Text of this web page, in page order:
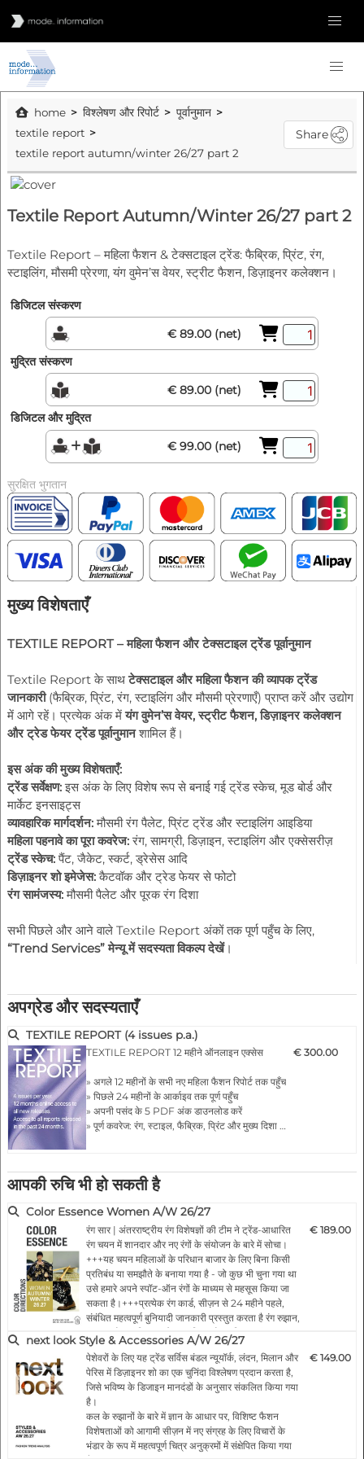
home विश्लेषण और रिपोर्ट
पूर्वानुमान
textile report
textile report autumn/winter 26/27 part 2
Share
Textile Report Autumn/Winter 26/27 part 2
Textile Report – महिला फैशन & टेक्सटाइल ट्रेंड: फैब्रिक, प्रिंट, रंग,
स्टाइलिंग, मौसमी प्रेरणा, यंग वुमेन’स वेयर, स्ट्रीट फैशन, डिज़ाइनर कलेक्शन।
डिजिटल संस्करण
€ 89.00 (net)
मुद्रित संस्करण
€ 89.00 (net)
डिजिटल और मुद्रित
€ 99.00 (net)
सुरक्षित भुगतान
मुख्य विशेषताएँ
TEXTILE REPORT – महिला फैशन और टेक्सटाइल ट्रेंड पूर्वानुमान
Textile Report के साथटेक्सटाइल और महिला फैशन की व्यापक ट्रेंड
जानकारी(फैब्रिक, प्रिंट, रंग, स्टाइलिंग और मौसमी प्रेरणाएँ) प्राप्त करें और उद्योग
में आगे रहें। प्रत्येक अंक मेंयंग वुमेन’स वेयर, स्ट्रीट फैशन, डिज़ाइनर कलेक्शन
और ट्रेड फेयर ट्रेंड पूर्वानुमानशामिल हैं।
इस अंक की मुख्य विशेषताएँ:
ट्रेंड सर्वेक्षण:इस अंक के लिए विशेष रूप से बनाई गई ट्रेंड स्केच, मूड बोर्ड और
मार्केट इनसाइट्स
व्यावहारिक मार्गदर्शन:मौसमी रंग पैलेट, प्रिंट ट्रेंड और स्टाइलिंग आइडिया
महिला पहनावे का पूरा कवरेज:रंग, सामग्री, डिज़ाइन, स्टाइलिंग और एक्सेसरीज़
ट्रेंड स्केच:पैंट, जैकेट, स्कर्ट, ड्रेसेस आदि
डिज़ाइनर शो इमेजेस:कैटवॉक और ट्रेड फेयर से फोटो
रंग सामंजस्य:मौसमी पैलेट और पूरक रंग दिशा
सभी पिछले और आने वाले Textile Report अंकों तक पूर्ण पहुँच के लिए,
“Trend Services” मेन्यू में सदस्यता विकल्प देखें।
अपग्रेड और सदस्यताएँ
TEXTILE REPORT (4 issues p.a.)
TEXTILE REPORT 12 महीने ऑनलाइन एक्सेस
» अगले 12 महीनों के सभी नए महिला फैशन रिपोर्ट तक पहुँच
» पिछले 24 महीनों के आर्काइव तक पूर्ण पहुँच
» अपनी पसंद के 5 PDF अंक डाउनलोड करें
» पूर्ण कवरेज: रंग, स्टाइल, फैब्रिक, प्रिंट और मुख्य दिशा …
€ 300.00
आपकी रुचि भी हो सकती है
Color Essence Women A/W 26/27
रंग सार | अंतरराष्ट्रीय रंग विशेषज्ञों की टीम ने ट्रेंड-आधारित
रंग चयन में शानदार और नए रंगों के संयोजन के बारे में सोचा।
+++यह चयन महिलाओं के परिधान बाजार के लिए बिना किसी
प्रतिबंध या समझौते के बनाया गया है - जो कुछ भी चुना गया था
उसे हमारे अपने स्पॉट-ऑन रंगों के माध्यम से महसूस किया जा
सकता है।+++प्रत्येक रंग कार्ड, सीज़न से 24 महीने पहले,
संबंधित महत्वपूर्ण बुनियादी जानकारी प्रस्तुत करता है रंग रुझान,
रंग मूड और इसलिए आपके प्रारंभिक और व्यक्तिगत रंग
अवधारणाओं के लिए कुंजी प्रदान करते हैं।+…
€ 189.00
next look Style & Accessories A/W 26/27
पेशेवरों के लिए यह ट्रेंड सर्विस बंडल न्यूयॉर्क, लंदन, मिलान और
पेरिस में डिज़ाइनर शो का एक चुनिंदा विश्लेषण प्रदान करता है,
जिसे भविष्य के डिजाइन मानदंडों के अनुसार संकलित किया गया
है।
कल के रुझानों के बारे में ज्ञान के आधार पर, विशिष्ट फैशन
विशेषताओं को आगामी सीज़न में नए संग्रह के लिए विचारों के
भंडार के रूप में महत्वपूर्ण चित्र अनुक्रमों में संक्षेपित किया गया
€ 149.00